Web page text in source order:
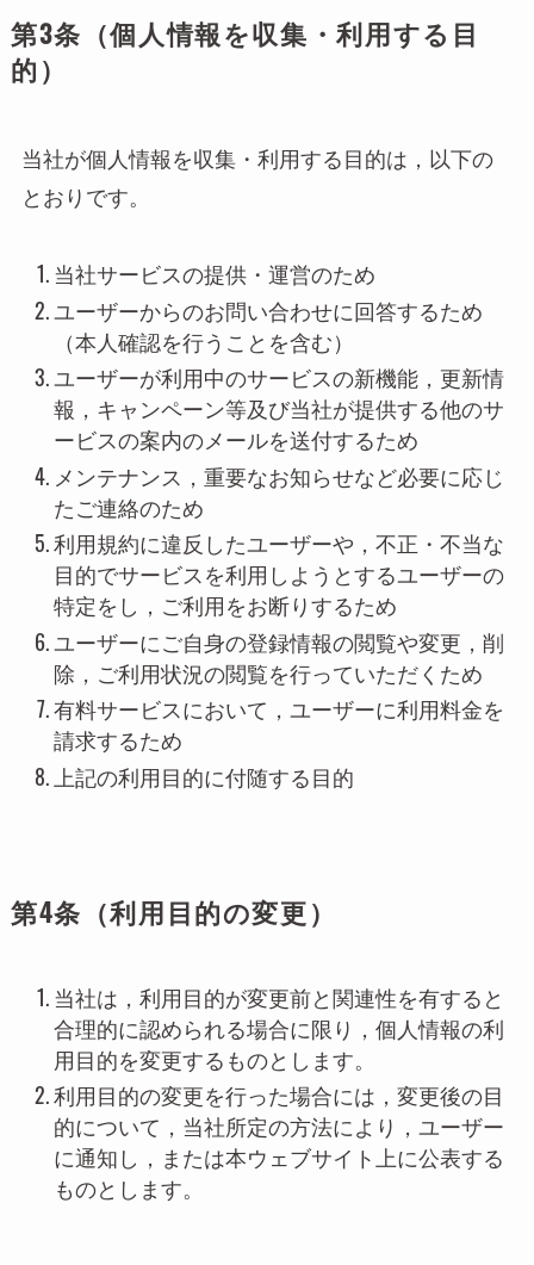
第3条（個人情報を収集・利用する目
的）
当社が個人情報を収集・利用する目的は，以下の
とおりです。
当社サービスの提供・運営のため
ユーザーからのお問い合わせに回答するため
（本人確認を行うことを含む）
ユーザーが利用中のサービスの新機能，更新情
報，キャンペーン等及び当社が提供する他のサ
ービスの案内のメールを送付するため
メンテナンス，重要なお知らせなど必要に応じ
たご連絡のため
利用規約に違反したユーザーや，不正・不当な
目的でサービスを利用しようとするユーザーの
特定をし，ご利用をお断りするため
ユーザーにご自身の登録情報の閲覧や変更，削
除，ご利用状況の閲覧を行っていただくため
有料サービスにおいて，ユーザーに利用料金を
請求するため
上記の利用目的に付随する目的
第4条（利用目的の変更）
当社は，利用目的が変更前と関連性を有すると
合理的に認められる場合に限り，個人情報の利
用目的を変更するものとします。
利用目的の変更を行った場合には，変更後の目
的について，当社所定の方法により，ユーザー
に通知し，または本ウェブサイト上に公表する
ものとします。